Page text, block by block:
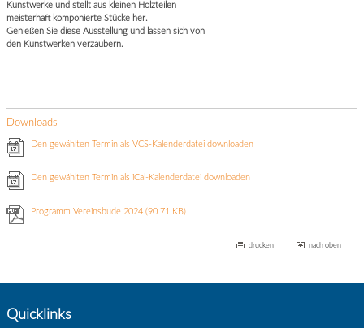
Kunstwerke und stellt aus kleinen Holzteilen
meisterhaft komponierte Stücke her.
Genießen Sie diese Ausstellung und lassen sich von
den Kunstwerken verzaubern.
Downloads
Den gewählten Termin als VCS-Kalenderdatei downloaden
Den gewählten Termin als iCal-Kalenderdatei downloaden
Programm Vereinsbude 2024(90.71 KB)
drucken nach oben
Quicklinks